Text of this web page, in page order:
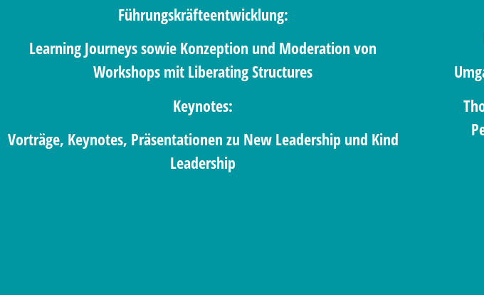
Führungskräfteentwicklung:
Learning Journeys sowie Konzeption und Moderation von
Workshops mit Liberating Structures
Keynotes:
Vorträge, Keynotes, Präsentationen zu New Leadership und Kind
Leadership